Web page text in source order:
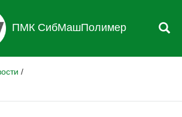
ПМК СибМашПолимер
/